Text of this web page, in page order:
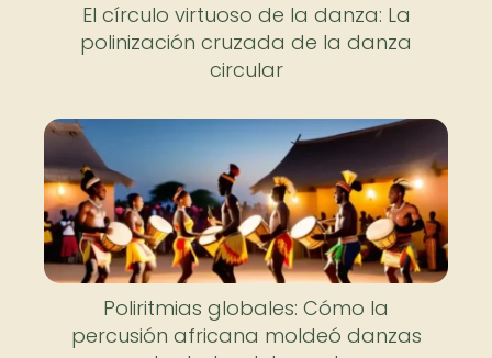
El círculo virtuoso de la danza: La
polinización cruzada de la danza
circular
Poliritmias globales: Cómo la
percusión africana moldeó danzas